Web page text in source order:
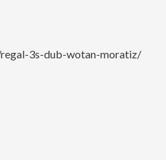
3s-dub-wotan-moratiz/